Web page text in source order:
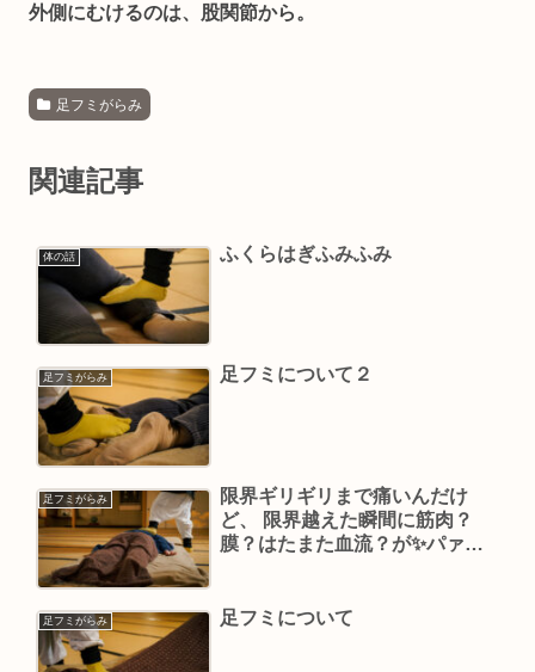
外側にむけるのは、股関節から。
足フミがらみ
関連記事
体の話 ふくらはぎふみふみ
足フミがらみ 足フミについて２
足フミがらみ
限界ギリギリまで痛いんだけ
ど、 限界越えた瞬間に筋肉？
膜？はたまた血流？が✨パァァ
足フミがらみ 足フミについて